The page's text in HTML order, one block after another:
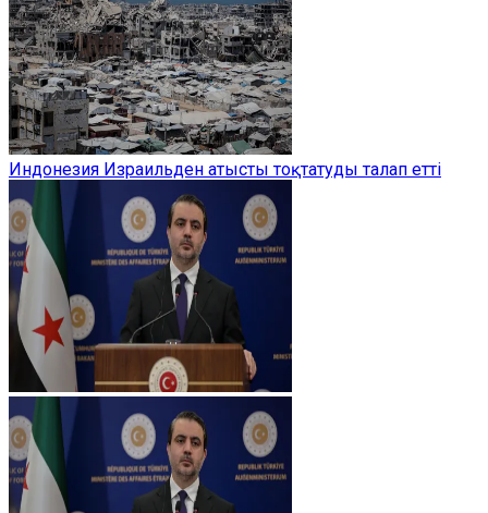
Индонезия Израильден атысты тоқтатуды талап етті